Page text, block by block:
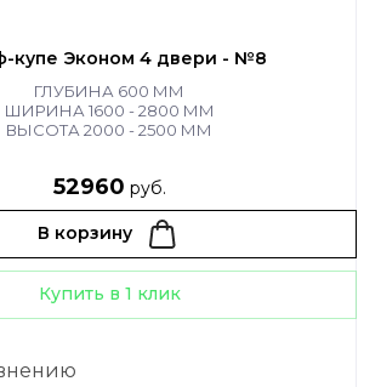
купе Эконом 4 двери - №8
ГЛУБИНА 600 ММ
ШИРИНА 1600 - 2800 ММ
ВЫСОТА 2000 - 2500 ММ
52960 руб.
В корзину
Купить в 1 клик